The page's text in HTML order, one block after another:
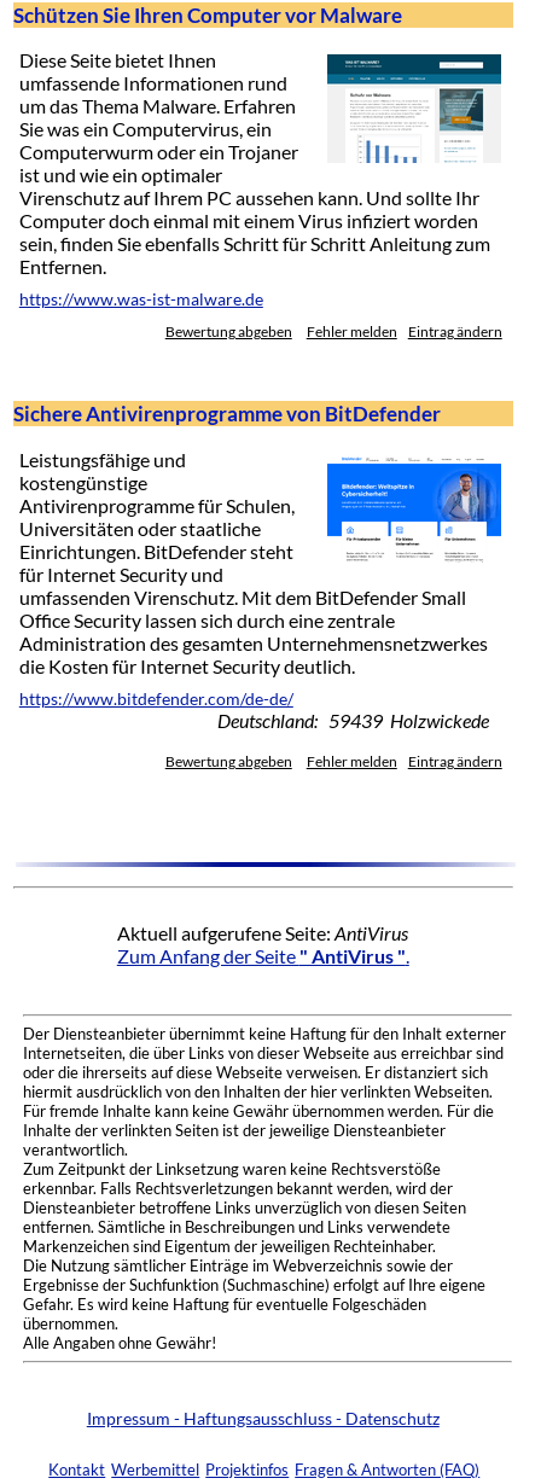
Schützen Sie Ihren Computer vor Malware
Diese Seite bietet Ihnen
umfassende Informationen rund
um das Thema Malware. Erfahren
Sie was ein Computervirus, ein
Computerwurm oder ein Trojaner
ist und wie ein optimaler
Virenschutz auf Ihrem PC aussehen kann. Und sollte Ihr
Computer doch einmal mit einem Virus infiziert worden
sein, finden Sie ebenfalls Schritt für Schritt Anleitung zum
Entfernen.
https://www.was-ist-malware.de
Bewertung abgeben Fehler melden Eintrag ändern
Sichere Antivirenprogramme von BitDefender
Leistungsfähige und
kostengünstige
Antivirenprogramme für Schulen,
Universitäten oder staatliche
Einrichtungen. BitDefender steht
für Internet Security und
umfassenden Virenschutz. Mit dem BitDefender Small
Office Security lassen sich durch eine zentrale
Administration des gesamten Unternehmensnetzwerkes
die Kosten für Internet Security deutlich.
https://www.bitdefender.com/de-de/
Deutschland: 59439 Holzwickede
Bewertung abgeben Fehler melden Eintrag ändern
Aktuell aufgerufene Seite:AntiVirus
Zum Anfang der Seite " AntiVirus "
Der Diensteanbieter übernimmt keine Haftung für den Inhalt externer
Internetseiten, die über Links von dieser Webseite aus erreichbar sind
oder die ihrerseits auf diese Webseite verweisen. Er distanziert sich
hiermit ausdrücklich von den Inhalten der hier verlinkten Webseiten.
Für fremde Inhalte kann keine Gewähr übernommen werden. Für die
Inhalte der verlinkten Seiten ist der jeweilige Diensteanbieter
verantwortlich.
Zum Zeitpunkt der Linksetzung waren keine Rechtsverstöße
erkennbar. Falls Rechtsverletzungen bekannt werden, wird der
Diensteanbieter betroffene Links unverzüglich von diesen Seiten
entfernen. Sämtliche in Beschreibungen und Links verwendete
Markenzeichen sind Eigentum der jeweiligen Rechteinhaber.
Die Nutzung sämtlicher Einträge im Webverzeichnis sowie der
Ergebnisse der Suchfunktion (Suchmaschine) erfolgt auf Ihre eigene
Gefahr. Es wird keine Haftung für eventuelle Folgeschäden
übernommen.
Alle Angaben ohne Gewähr!
Impressum - Haftungsausschluss - Datenschutz
Kontakt Werbemittel Projektinfos Fragen & Antworten (FAQ)